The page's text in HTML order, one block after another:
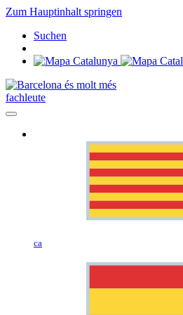
Zum Hauptinhalt springen
Suchen
fachleute
ca